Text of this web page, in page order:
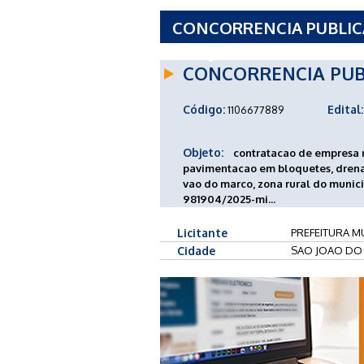
CONCORRENCIA
CONCORRENCIA
Código:1106677889 Edital:
Objeto:
contratacao de empresa
pavimentacao em bloquetes,
vao do marco, zona rural do
981904/2025-mi...
Licitante PREFEITURA
Cidade SAO JOAO